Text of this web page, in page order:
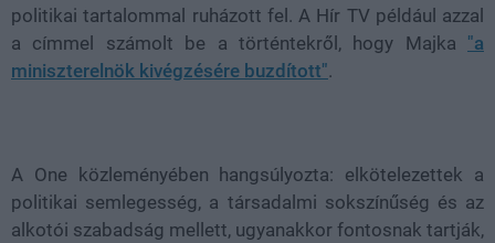
politikai tartalommal ruházott fel. A Hír TV például azzal
a címmel számolt be a történtekről, hogy Majka "a
miniszterelnök kivégzésére buzdított".
A One közleményében hangsúlyozta: elkötelezettek a
politikai semlegesség, a társadalmi sokszínűség és az
alkotói szabadság mellett, ugyanakkor fontosnak tartják,